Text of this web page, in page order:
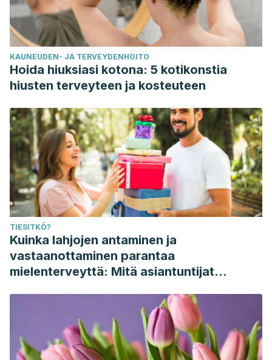
KAUNEUDEN- JA TERVEYDENHOITO
Hoida hiuksiasi kotona: 5 kotikonstia
hiusten terveyteen ja kosteuteen
TIESITKÖ?
Kuinka lahjojen antaminen ja
vastaanottaminen parantaa
mielenterveyttä: Mitä asiantuntijat